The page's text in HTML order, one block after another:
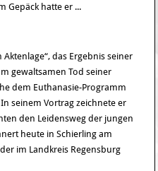
Gepäck hatte er ...
das Ergebnis seiner
gewaltsamen Tod seiner
dem Euthanasie-Programm
seinem Vortrag zeichnete er
den Leidensweg der jungen
heute in Schierling am
im Landkreis Regensburg